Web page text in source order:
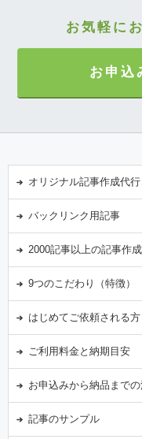
お気軽に
お申込
オリジナル記事作成代行
バックリンク用記事
2000記事以上の記事作成
9つのこだわり（特徴）
はじめてご依頼される方
ご利用料金と納期目安
お申込みから納品まで
記事のサンプル